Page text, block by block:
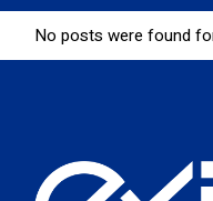
No posts were found